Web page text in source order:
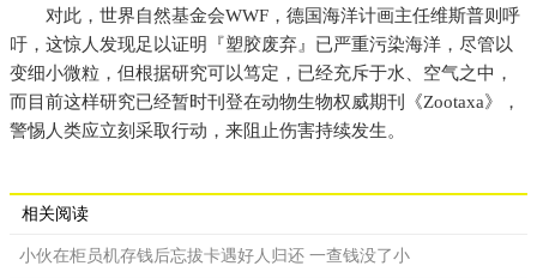
对此，世界自然基金会WWF，德国海洋计画主任维斯普则呼
吁，这惊人发现足以证明『塑胶废弃』已严重污染海洋，尽管以
变细小微粒，但根据研究可以笃定，已经充斥于水、空气之中，
而目前这样研究已经暂时刊登在动物生物权威期刊《Zootaxa》，
警惕人类应立刻采取行动，来阻止伤害持续发生。
相关阅读
小伙在柜员机存钱后忘拔卡遇好人归还 一查钱没了小